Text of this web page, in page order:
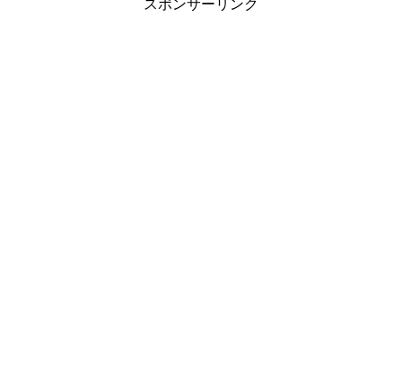
スポンサーリンク